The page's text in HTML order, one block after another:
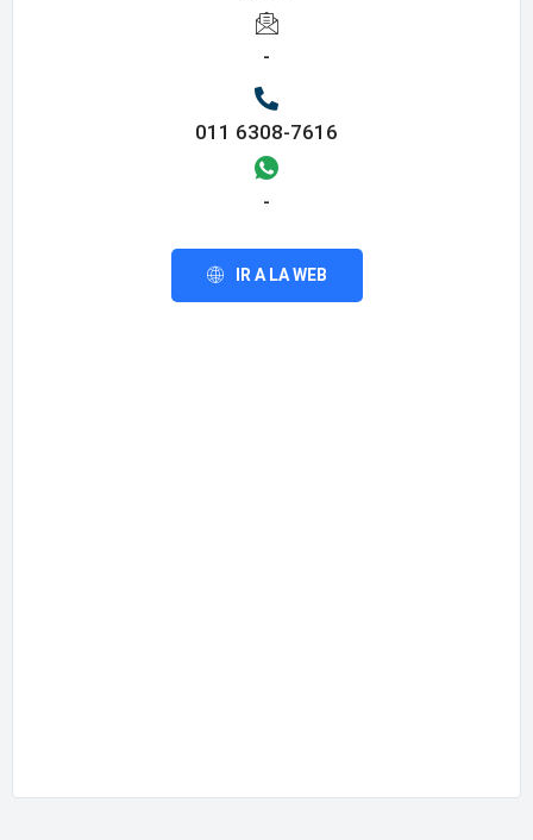
-
011 6308-7616
-
IR A LA WEB